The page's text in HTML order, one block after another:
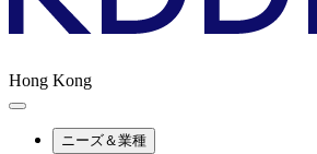
Hong Kong
ニーズ＆業種